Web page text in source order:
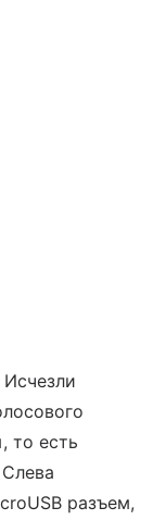
то есть
разъем,